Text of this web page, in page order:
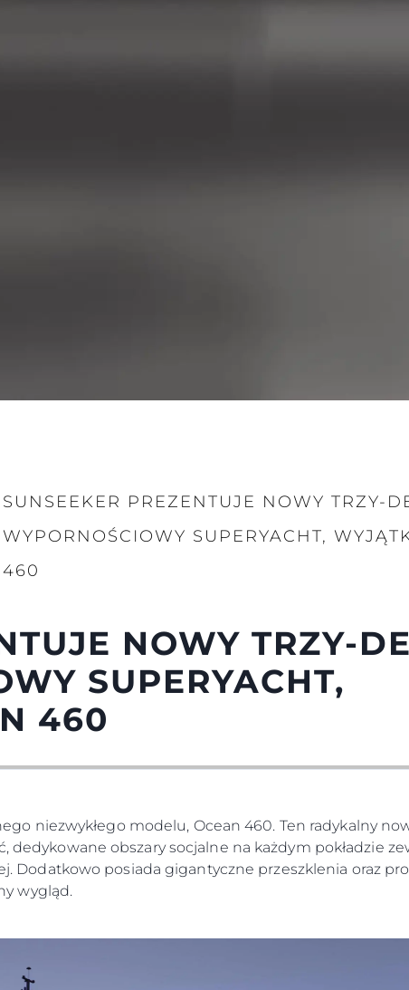
SUNSEEKER PREZENTUJE NOWY TRZY-
WYPORNOŚCIOWY SUPERYACHT,
460
NOWY TRZY-
SUPERYACHT,
460
niezwykłego modelu, Ocean 460. Ten radykalny
obszary socjalne na każdym pokładzie
Dodatkowo posiada gigantyczne przeszklenia oraz
wygląd.